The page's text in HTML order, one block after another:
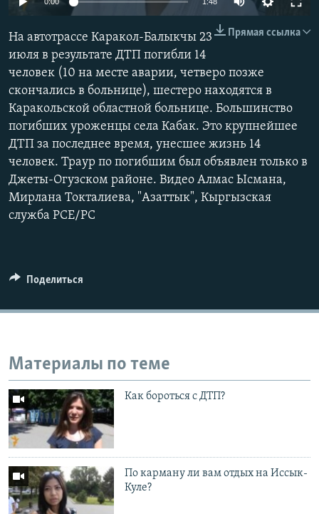
Прямая ссылка
На автотрассе Каракол-Балыкчы 23
июля в результате ДТП погибли 14
человек (10 на месте аварии, четверо позже
скончались в больнице), шестеро находятся в
Каракольской областной больнице. Большинство
погибших уроженцы села Кабак. Это крупнейшее
ДТП за последнее время, унесшее жизнь 14
человек. Траур по погибшим был объявлен только в
Джеты-Огузском районе. Видео Алмас Ысмана,
Мирлана Токталиева, "Азаттык", Кыргызская
служба РСЕ/РС
Поделиться
Материалы по теме
Как бороться с ДТП?
По карману ли вам отдых на Иссык-
Куле?